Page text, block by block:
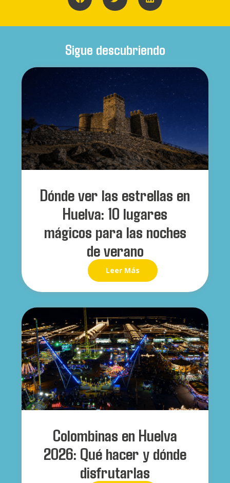
Sigue descubriendo
Dónde ver las estrellas en
Huelva: 10 lugares
mágicos para las noches
de verano
Leer Más
Colombinas en Huelva
2026: Qué hacer y dónde
disfrutarlas